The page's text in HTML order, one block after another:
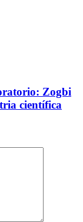
Zogbi
científica